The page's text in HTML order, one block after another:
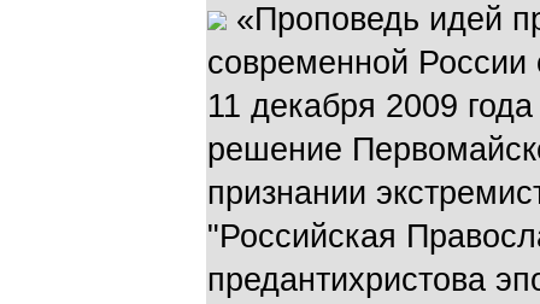
«Проповедь идей
современной России
11 декабря 2009
решение
признании
"Российская
предантихристова